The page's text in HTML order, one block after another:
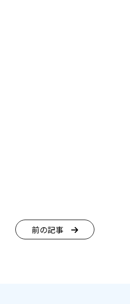
前の記事